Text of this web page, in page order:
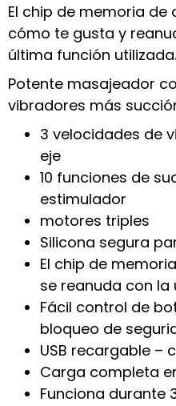
El chip de memoria
cómo te gusta y
última función utilizada.
Potente masajeador
vibradores más
3 velocidades de
eje
10 funciones de
estimulador
motores triples
Silicona segura
El chip de
se reanuda con
Fácil control de
bloqueo de
USB recargable –
Carga completa
Funciona durante